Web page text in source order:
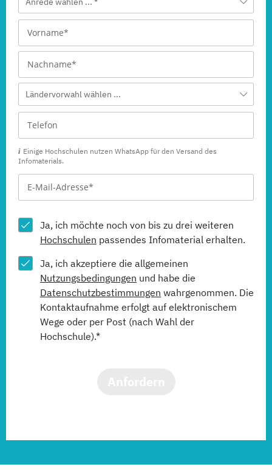
Ländervorwahl wählen ...
Einige Hochschulen nutzen WhatsApp für den Versand des
Infomaterials.
Ja, ich möchte noch von bis zu drei weiteren
Hochschulen passendes Infomaterial erhalten.
Ja, ich akzeptiere die allgemeinen
Nutzungsbedingungen und habe die
Datenschutzbestimmungen wahrgenommen. Die
Kontaktaufnahme erfolgt auf elektronischem
Wege oder per Post (nach Wahl der
Hochschule).*